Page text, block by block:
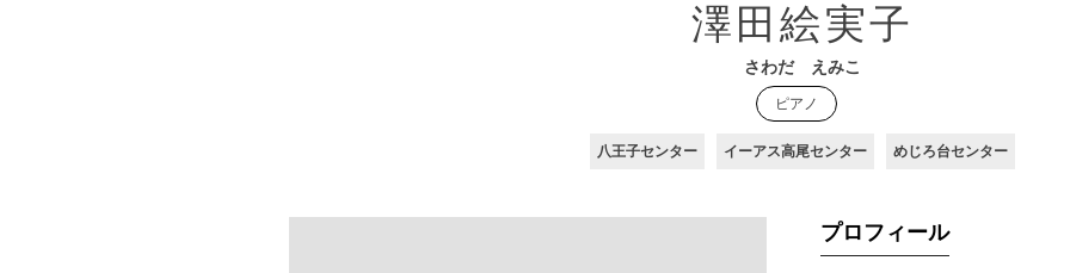
澤田絵実子
さわだ えみこ
ピアノ
八王子センター イーアス高尾センター めじろ台センター
プロフィール